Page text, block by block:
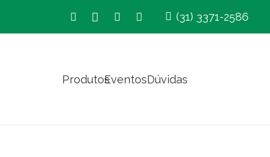
(31) 3371-2586
ProdutosEventosDúvidas